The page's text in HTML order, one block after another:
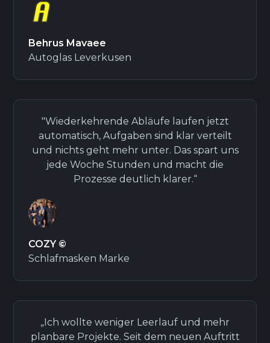
Behrus Mavaee
Autoglas Leverkusen
"Wiederkehrende Abläufe laufen jetzt
automatisch, Aufgaben sind klar verteilt
und nichts geht mehr unter. Das spart uns
jede Woche Stunden und macht die
Prozesse deutlich klarer.“
COZY ©
Schlafmasken Marke
„Ich wollte weniger Leerlauf und mehr
planbare Projekte. Seit dem neuen Auftritt